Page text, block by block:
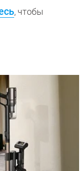
, чтобы